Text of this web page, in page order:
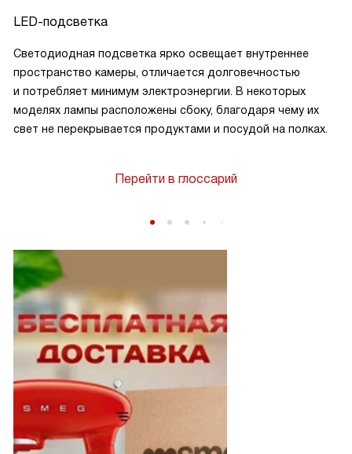
LED-подсветка
Светодиодная подсветка ярко освещает внутреннее
пространство камеры, отличается долговечностью
и потребляет минимум электроэнергии. В некоторых
моделях лампы расположены сбоку, благодаря чему их
свет не перекрывается продуктами и посудой на полках.
Перейти в глоссарий